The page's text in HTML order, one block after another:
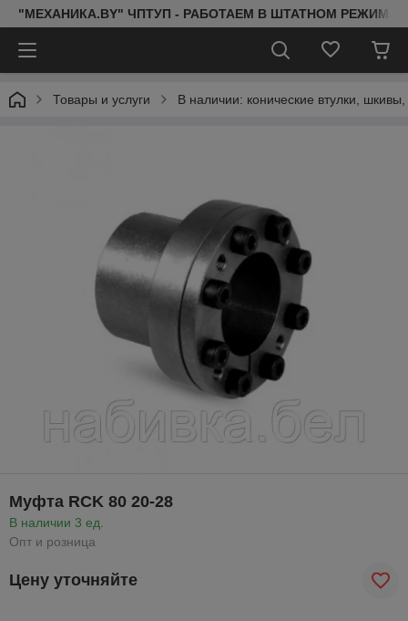
"МЕХАНИКА.BY" ЧПТУП - РАБОТАЕМ В ШТАТНОМ РЕЖИМЕ
Товары и услуги В наличии: конические втулки,
Муфта RCK 80 20-28
В наличии 3 ед.
Опт и розница
Цену уточняйте